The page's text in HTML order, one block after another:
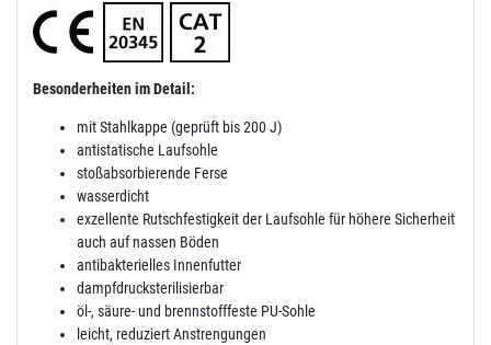
Besonderheiten im Detail:
mit Stahlkappe (geprüft bis 200 J)
antistatische Laufsohle
stoßabsorbierende Ferse
wasserdicht
exzellente Rutschfestigkeit der Laufsohle für höhere Sicherheit
auch auf nassen Böden
antibakterielles Innenfutter
dampfdrucksterilisierbar
öl-, säure- und brennstofffeste PU-Sohle
leicht, reduziert Anstrengungen